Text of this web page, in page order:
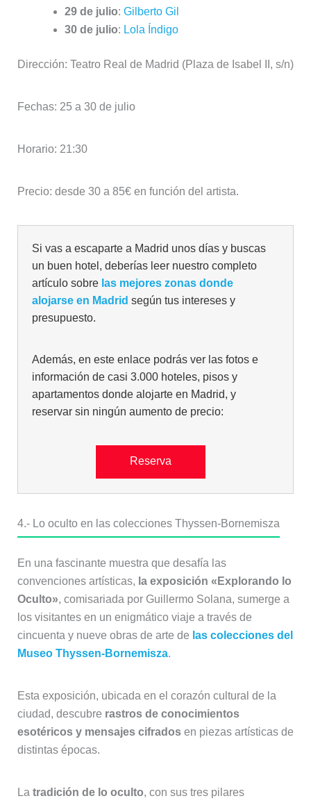
29 de julio: Gilberto Gil
30 de julio: Lola Índigo
Dirección: Teatro Real de Madrid (Plaza de Isabel II, s/n)
Fechas: 25 a 30 de julio
Horario: 21:30
Precio: desde 30 a 85€ en función del artista.
Si vas a escaparte a Madrid unos días y buscas
un buen hotel, deberías leer nuestro completo
artículo sobre las mejores zonas donde
alojarse en Madrid según tus intereses y
presupuesto.
Además, en este enlace podrás ver las fotos e
información de casi 3.000 hoteles, pisos y
apartamentos donde alojarte en Madrid, y
reservar sin ningún aumento de precio:
Reserva
4.- Lo oculto en las colecciones Thyssen-Bornemisza
En una fascinante muestra que desafía las
convenciones artísticas, la exposición «Explorando lo
Oculto», comisariada por Guillermo Solana, sumerge a
los visitantes en un enigmático viaje a través de
cincuenta y nueve obras de arte de las colecciones del
Museo Thyssen-Bornemisza.
Esta exposición, ubicada en el corazón cultural de la
ciudad, descubre rastros de conocimientos
esotéricos y mensajes cifradosen piezas artísticas de
distintas épocas.
La tradición de lo oculto, con sus tres pilares